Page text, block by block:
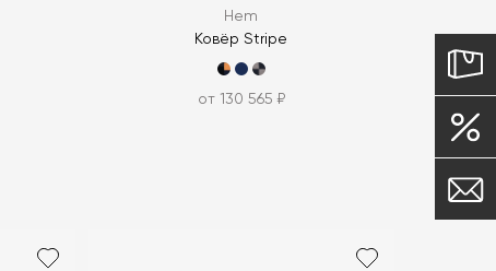
Hem
Ковёр Stripe
от 130 565 ₽